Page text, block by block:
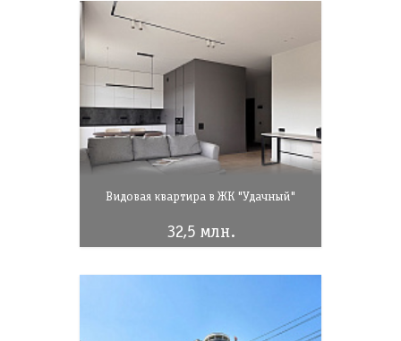
Видовая квартира в ЖК "Удачный"
32,5 млн.